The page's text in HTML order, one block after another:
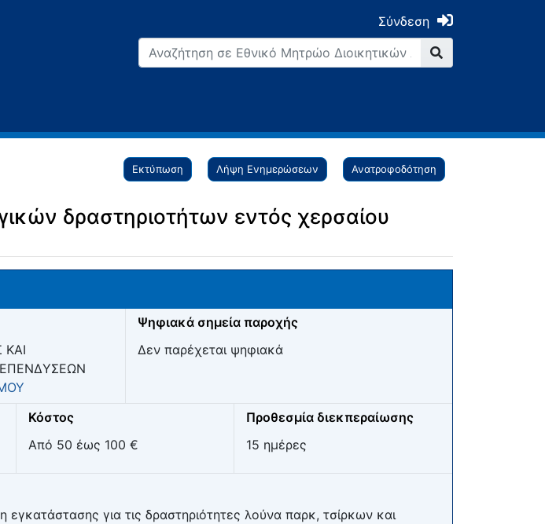
Σύνδεση
Εκτύπωση Λήψη Ενημερώσεων Ανατροφοδότηση
δραστηριοτήτων εντός χερσαίου
ΕΠΕΝΔΥΣΕΩΝ
Ψηφιακά σημεία παροχής
Δεν παρέχεται ψηφιακά
Κόστος
Από 50 έως 100 €
Προθεσμία διεκπεραίωσης
15 ημέρες
εγκατάστασης για τις δραστηριότητες λούνα παρκ, τσίρκων και